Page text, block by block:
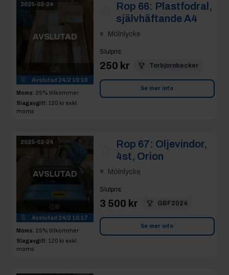
2025-02-24
AVSLUTAD
Avslutad 24/2 10:10
Moms: 25% tillkommer
Slagavgift: 120 kr exkl.
moms
Rop 66: Plastfodral,
självhäftande A4
Mölnlycke
Slutpris:
250 kr Torbjornbecker
Se mer info
2025-02-24
AVSLUTAD
6
Avslutad 24/2 10:17
Moms: 25% tillkommer
Slagavgift: 120 kr exkl.
moms
Rop 67: Oljevindor,
4st, Orion
Mölnlycke
Slutpris:
3 500 kr GBF2024
Se mer info